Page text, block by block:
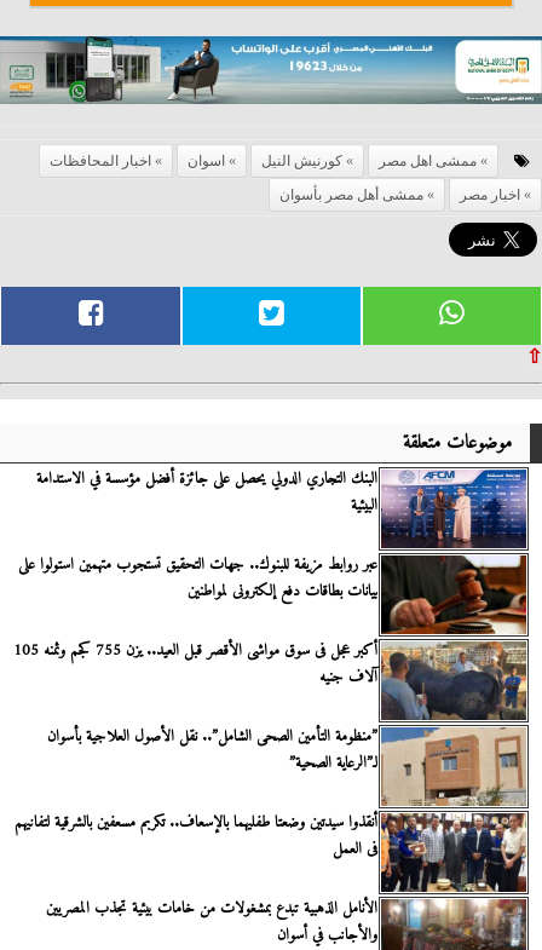
ممشى اهل مصر كورنيش النيل اسوان
اخبار المحافظات
اخبار مصر
ممشى أهل مصر بأسوان
⇧
موضوعات متعلقة
البنك التجاري الدولي يحصل على جائزة أفضل مؤسسة في الاستدامة
البيئية
عبر روابط مزيفة للبنوك.. جهات التحقيق تستجوب متهمين استولوا على
بيانات بطاقات دفع إلكترونى لمواطنين
أكبر عجل فى سوق مواشى الأقصر قبل العيد.. يزن 755 كجم وثمنه 105
آلاف جنيه
”منظومة التأمين الصحى الشامل”.. نقل الأصول العلاجية بأسوان
لـ”الرعاية الصحية”
أنقذوا سيدتين وضعتا طفليهما بالإسعاف.. تكربم مسعفين بالشرقية لتفانيهم
فى العمل
الأنامل الذهبية تبدع بمشغولات من خامات بيئية تجذب المصريين
والأجانب في أسوان